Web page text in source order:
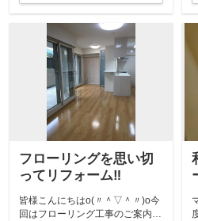
フローリングを思い切
ってリフォーム‼
皆様こんにちはo(〃＾▽＾〃)o今
回はフローリング工事のご案内で